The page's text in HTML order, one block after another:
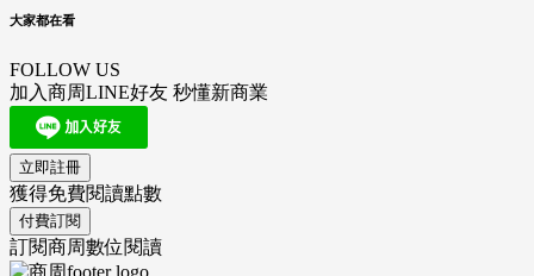
大家都在看
FOLLOW US
加入商周LINE好友 秒懂新商業
立即註冊
獲得免費閱讀點數
付費訂閱
訂閱商周數位閱讀